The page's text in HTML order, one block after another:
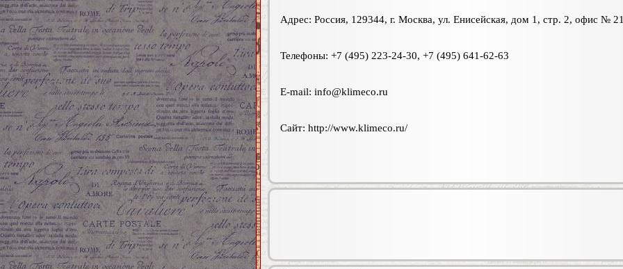
Адрес: Россия, 129344, г. Москва, ул. Енисейская, дом 1, стр. 2, офис №
Телефоны: +7 (495) 223-24-30, +7 (495) 641-62-63
E-mail: info@klimeco.ru
Сайт: http://www.klimeco.ru/